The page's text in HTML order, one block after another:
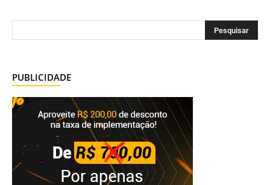
PUBLICIDADE